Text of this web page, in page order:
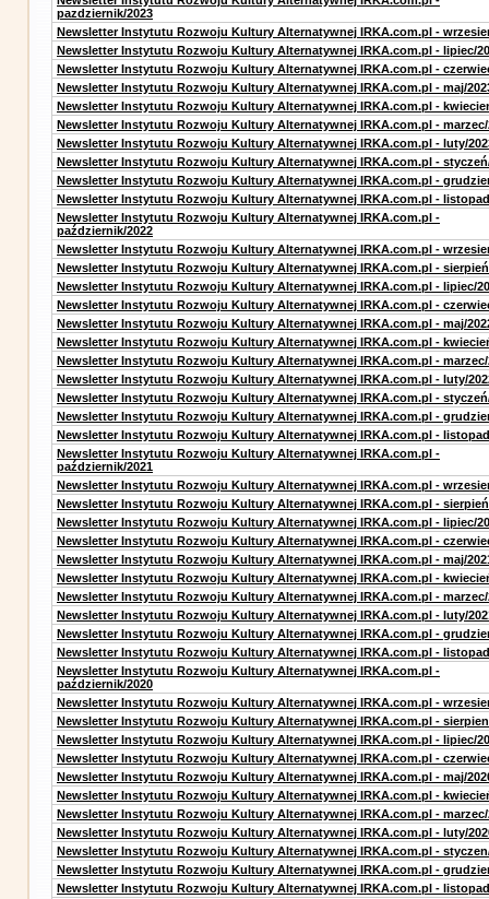
pazdziernik/2023
Newsletter Instytutu Rozwoju Kultury Alternatywnej IRKA.com.pl -
Newsletter Instytutu Rozwoju Kultury Alternatywnej IRKA.com.pl - lipiec/
Newsletter Instytutu Rozwoju Kultury Alternatywnej IRKA.com.pl -
Newsletter Instytutu Rozwoju Kultury Alternatywnej IRKA.com.pl - maj/
Newsletter Instytutu Rozwoju Kultury Alternatywnej IRKA.com.pl -
Newsletter Instytutu Rozwoju Kultury Alternatywnej IRKA.com.pl - marzec/
Newsletter Instytutu Rozwoju Kultury Alternatywnej IRKA.com.pl - luty/
Newsletter Instytutu Rozwoju Kultury Alternatywnej IRKA.com.pl -
Newsletter Instytutu Rozwoju Kultury Alternatywnej IRKA.com.pl -
Newsletter Instytutu Rozwoju Kultury Alternatywnej IRKA.com.pl -
Newsletter Instytutu Rozwoju Kultury Alternatywnej IRKA.com.pl -
październik/2022
Newsletter Instytutu Rozwoju Kultury Alternatywnej IRKA.com.pl -
Newsletter Instytutu Rozwoju Kultury Alternatywnej IRKA.com.pl -
Newsletter Instytutu Rozwoju Kultury Alternatywnej IRKA.com.pl - lipiec/
Newsletter Instytutu Rozwoju Kultury Alternatywnej IRKA.com.pl -
Newsletter Instytutu Rozwoju Kultury Alternatywnej IRKA.com.pl - maj/
Newsletter Instytutu Rozwoju Kultury Alternatywnej IRKA.com.pl -
Newsletter Instytutu Rozwoju Kultury Alternatywnej IRKA.com.pl - marzec/
Newsletter Instytutu Rozwoju Kultury Alternatywnej IRKA.com.pl - luty/
Newsletter Instytutu Rozwoju Kultury Alternatywnej IRKA.com.pl -
Newsletter Instytutu Rozwoju Kultury Alternatywnej IRKA.com.pl -
Newsletter Instytutu Rozwoju Kultury Alternatywnej IRKA.com.pl -
Newsletter Instytutu Rozwoju Kultury Alternatywnej IRKA.com.pl -
październik/2021
Newsletter Instytutu Rozwoju Kultury Alternatywnej IRKA.com.pl -
Newsletter Instytutu Rozwoju Kultury Alternatywnej IRKA.com.pl -
Newsletter Instytutu Rozwoju Kultury Alternatywnej IRKA.com.pl - lipiec/
Newsletter Instytutu Rozwoju Kultury Alternatywnej IRKA.com.pl -
Newsletter Instytutu Rozwoju Kultury Alternatywnej IRKA.com.pl - maj/
Newsletter Instytutu Rozwoju Kultury Alternatywnej IRKA.com.pl -
Newsletter Instytutu Rozwoju Kultury Alternatywnej IRKA.com.pl - marzec/
Newsletter Instytutu Rozwoju Kultury Alternatywnej IRKA.com.pl - luty/
Newsletter Instytutu Rozwoju Kultury Alternatywnej IRKA.com.pl -
Newsletter Instytutu Rozwoju Kultury Alternatywnej IRKA.com.pl -
Newsletter Instytutu Rozwoju Kultury Alternatywnej IRKA.com.pl -
październik/2020
Newsletter Instytutu Rozwoju Kultury Alternatywnej IRKA.com.pl -
Newsletter Instytutu Rozwoju Kultury Alternatywnej IRKA.com.pl -
Newsletter Instytutu Rozwoju Kultury Alternatywnej IRKA.com.pl - lipiec/
Newsletter Instytutu Rozwoju Kultury Alternatywnej IRKA.com.pl -
Newsletter Instytutu Rozwoju Kultury Alternatywnej IRKA.com.pl - maj/
Newsletter Instytutu Rozwoju Kultury Alternatywnej IRKA.com.pl -
Newsletter Instytutu Rozwoju Kultury Alternatywnej IRKA.com.pl - marzec/
Newsletter Instytutu Rozwoju Kultury Alternatywnej IRKA.com.pl - luty/
Newsletter Instytutu Rozwoju Kultury Alternatywnej IRKA.com.pl -
Newsletter Instytutu Rozwoju Kultury Alternatywnej IRKA.com.pl -
Newsletter Instytutu Rozwoju Kultury Alternatywnej IRKA.com.pl -